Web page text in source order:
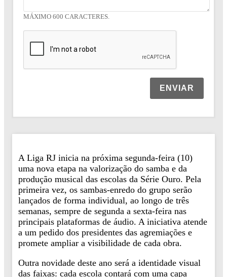
MÁXIMO 600 CARACTERES.
ENVIAR
A Liga RJ inicia na próxima segunda-feira (10)
uma nova etapa na valorização do samba e da
produção musical das escolas da Série Ouro. Pela
primeira vez, os sambas-enredo do grupo serão
lançados de forma individual, ao longo de três
semanas, sempre de segunda a sexta-feira nas
principais plataformas de áudio. A iniciativa atende
a um pedido dos presidentes das agremiações e
promete ampliar a visibilidade de cada obra.
Outra novidade deste ano será a identidade visual
das faixas: cada escola contará com uma capa